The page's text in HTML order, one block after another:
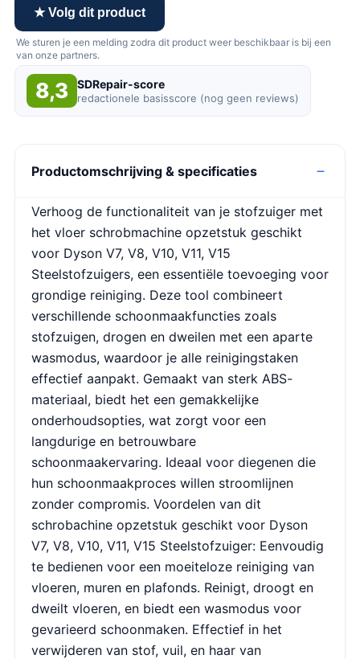
★ Volg dit product
We sturen je een melding zodra dit product weer beschikbaar is bij een
van onze partners.
8,3 SDRepair-score
redactionele basisscore (nog geen reviews)
Productomschrijving & specificaties
Verhoog de functionaliteit van je stofzuiger met
het vloer schrobmachine opzetstuk geschikt
voor Dyson V7, V8, V10, V11, V15
Steelstofzuigers, een essentiële toevoeging voor
grondige reiniging. Deze tool combineert
verschillende schoonmaakfuncties zoals
stofzuigen, drogen en dweilen met een aparte
wasmodus, waardoor je alle reinigingstaken
effectief aanpakt. Gemaakt van sterk ABS-
materiaal, biedt het een gemakkelijke
onderhoudsopties, wat zorgt voor een
langdurige en betrouwbare
schoonmaakervaring. Ideaal voor diegenen die
hun schoonmaakproces willen stroomlijnen
zonder compromis. Voordelen van dit
schrobachine opzetstuk geschikt voor Dyson
V7, V8, V10, V11, V15 Steelstofzuiger: Eenvoudig
te bedienen voor een moeiteloze reiniging van
vloeren, muren en plafonds. Reinigt, droogt en
dweilt vloeren, en biedt een wasmodus voor
gevarieerd schoonmaken. Effectief in het
verwijderen van stof, vuil, en haar van